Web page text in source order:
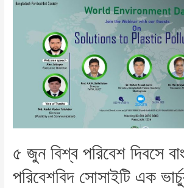
৫ জুন বিশ্ব পরিবেশ দিবসে
পরিবেশবিদ সোসাইটি এক